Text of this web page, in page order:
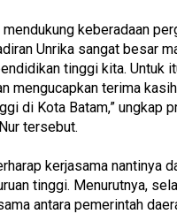
mendukung keberadaan
Unrika sangat besar
tinggi kita. Untuk
mengucapkan terima
di Kota Batam,” ungkap
tersebut.
kerjasama nantinya
tinggi. Menurutnya,
antara pemerintah